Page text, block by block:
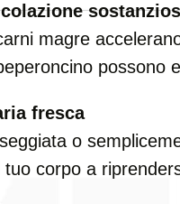
magre
possono
fresca
o
tuo corpo a